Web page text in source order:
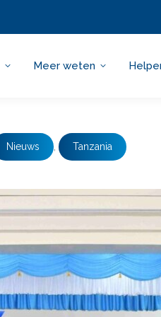
Meer weten
Nieuws , Tanzania